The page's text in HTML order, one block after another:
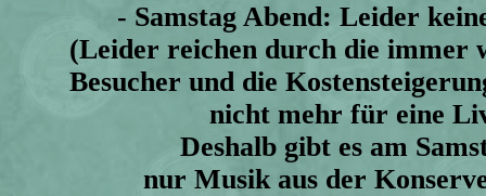
- Samstag Abend: Leider
(Leider reichen durch die immer
Besucher und die
nicht mehr für eine
Deshalb gibt es am
nur Musik aus der